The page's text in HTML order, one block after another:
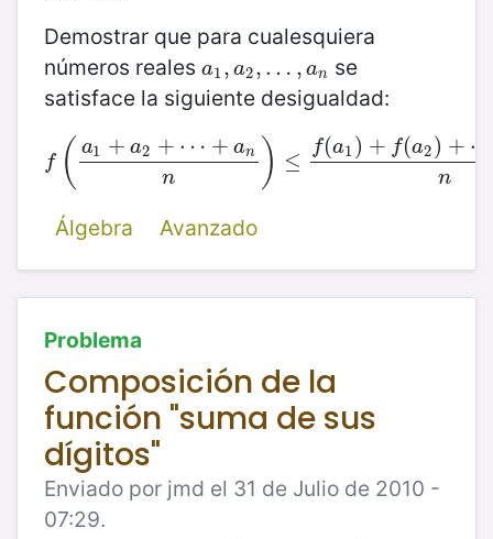
Demostrar que para cualesquiera
números reales a1, a2, … , an
a1 ,a2,… , a n
se
satisface la siguiente desigualdad:
f ( a1 + a2 + ⋯ + an
n ) ≤
f(a1) + f(a2) +
n
f(a1+a2+⋯+an n ≤f (a1)+f(a2)+⋯+f(a
Álgebra Avanzado
Problema
Composición de la
función "suma de sus
dígitos"
Enviado por jmd el 31 de Julio de 2010 -
07:29.